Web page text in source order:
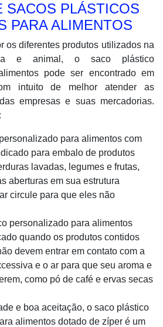
SACOS PLÁSTICOS
PARA ALIMENTOS
os diferentes produtos utilizados na
e animal, o saco plástico
pode ser encontrado em
intuito de melhor atender as
empresas e suas mercadorias.
para alimentos com
para embalo de produtos
lavadas, legumes e frutas,
aberturas em sua estrutura
circule para que eles não
personalizado para alimentos
quando os produtos contidos
devem entrar em contato com a
e o ar para que seu aroma e
como pó de café e ervas secas
e boa aceitação, o saco plástico
alimentos dotado de zíper é um